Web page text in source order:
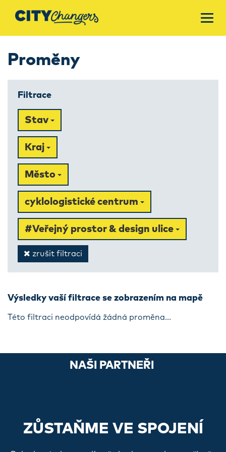
Proměny
Filtrace
Stav
Kraj
Město
cyklologistické centrum
#Veřejný prostor & design ulice
zrušit filtraci
Výsledky vaší filtrace se zobrazením na mapě
Této filtraci neodpovídá žádná proměna...
NAŠI PARTNEŘI
ZŮSTAŇME VE SPOJENÍ